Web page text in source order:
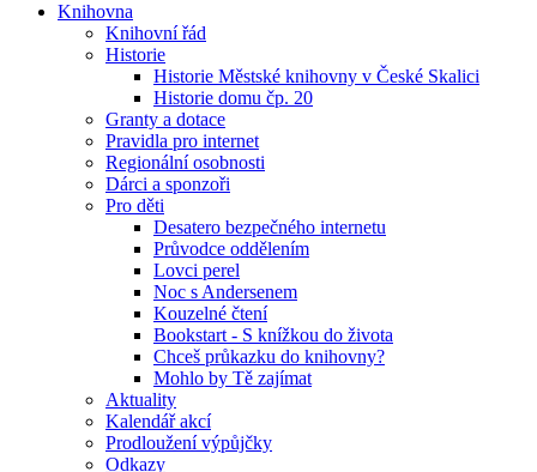
Knihovna
Knihovní řád
Historie
Historie Městské knihovny v České Skalici
Historie domu čp. 20
Granty a dotace
Pravidla pro internet
Regionální osobnosti
Dárci a sponzoři
Pro děti
Desatero bezpečného internetu
Průvodce oddělením
Lovci perel
Noc s Andersenem
Kouzelné čtení
Bookstart - S knížkou do života
Chceš průkazku do knihovny?
Mohlo by Tě zajímat
Aktuality
Kalendář akcí
Prodloužení výpůjčky
Odkazy